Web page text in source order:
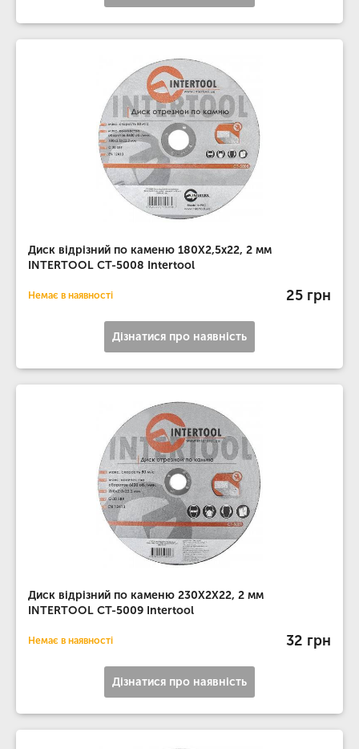
Диск відрізний по каменю 180X2,5x22, 2 мм
INTERTOOL CT-5008 Intertool
Немає в наявності 25 грн
Дізнатися про наявність
Диск відрізний по каменю 230X2X22, 2 мм
INTERTOOL CT-5009 Intertool
Немає в наявності 32 грн
Дізнатися про наявність